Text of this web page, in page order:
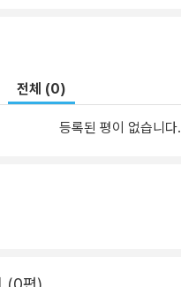
전체 (0)
등록된 평이 없습니다.